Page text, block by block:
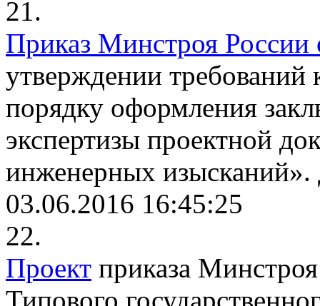
21.
Приказ Минстроя
утверждении требований
порядку оформления
экспертизы проектной
инженерных изысканий».
03.06.2016 16:45:25
22.
Проект приказа
Типового